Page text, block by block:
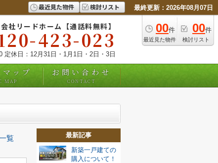
最近見た物件 検討リスト 最終更新：2026年08月07日
00件
最近見た物件
00件
検討リスト
社リードホーム【通話料無料】
423-023
定休日：12月31日・1月1日・2日・3日
ップ
MAP
お問い合わせ
CONTACT
覧
最新記事
新築一戸建ての
購入について！